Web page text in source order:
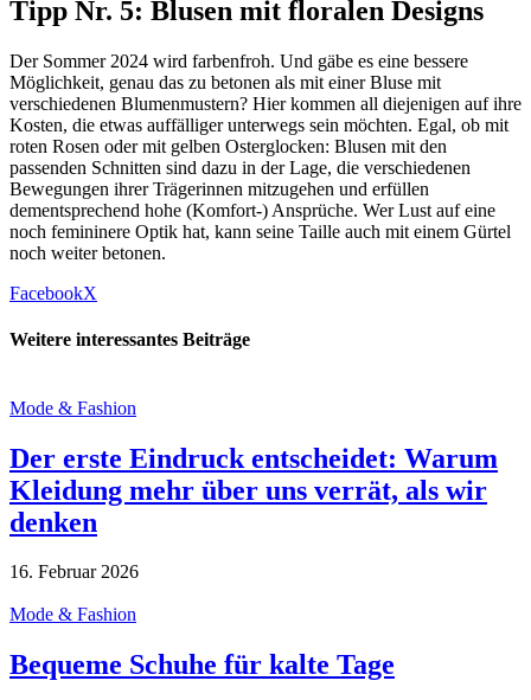
Tipp Nr. 5: Blusen mit floralen Designs
Der Sommer 2024 wird farbenfroh. Und gäbe es eine bessere
Möglichkeit, genau das zu betonen als mit einer Bluse mit
verschiedenen Blumenmustern? Hier kommen all diejenigen auf ihre
Kosten, die etwas auffälliger unterwegs sein möchten. Egal, ob mit
roten Rosen oder mit gelben Osterglocken: Blusen mit den
passenden Schnitten sind dazu in der Lage, die verschiedenen
Bewegungen ihrer Trägerinnen mitzugehen und erfüllen
dementsprechend hohe (Komfort-) Ansprüche. Wer Lust auf eine
noch femininere Optik hat, kann seine Taille auch mit einem Gürtel
noch weiter betonen.
FacebookX
Weitere interessantes Beiträge
Mode & Fashion
Der erste Eindruck entscheidet: Warum
Kleidung mehr über uns verrät, als wir
denken
16. Februar 2026
Mode & Fashion
Bequeme Schuhe für kalte Tage